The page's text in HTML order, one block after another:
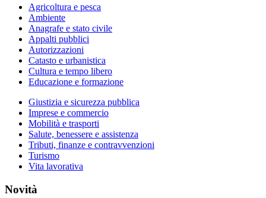
Agricoltura e pesca
Ambiente
Anagrafe e stato civile
Appalti pubblici
Autorizzazioni
Catasto e urbanistica
Cultura e tempo libero
Educazione e formazione
Giustizia e sicurezza pubblica
Imprese e commercio
Mobilità e trasporti
Salute, benessere e assistenza
Tributi, finanze e contravvenzioni
Turismo
Vita lavorativa
Novità